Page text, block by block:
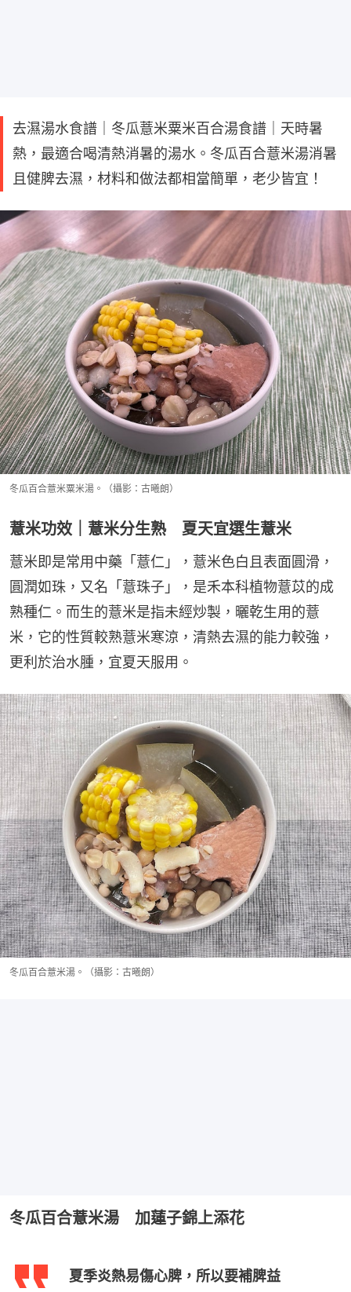
去濕湯水食譜｜冬瓜薏米粟米百合湯食譜｜天時暑
熱，最適合喝清熱消暑的湯水。冬瓜百合薏米湯消暑
且健脾去濕，材料和做法都相當簡單，老少皆宜！
冬瓜百合薏米粟米湯。（攝影：古曦朗）
薏米功效｜薏米分生熟 夏天宜選生薏米
薏米即是常用中藥「薏仁」，薏米色白且表面圓滑，
圓潤如珠，又名「薏珠子」，是禾本科植物薏苡的成
熟種仁。而生的薏米是指未經炒製，曬乾生用的薏
米，它的性質較熟薏米寒涼，清熱去濕的能力較強，
更利於治水腫，宜夏天服用。
冬瓜百合薏米湯。（攝影：古曦朗）
冬瓜百合薏米湯 加蓮子錦上添花
夏季炎熱易傷心脾，所以要補脾益